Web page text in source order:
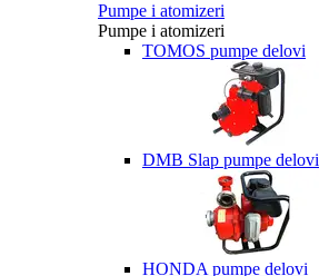
Pumpe i atomizeri
Pumpe i atomizeri
TOMOS pumpe delovi
DMB Slap pumpe delovi
HONDA pumpe delovi